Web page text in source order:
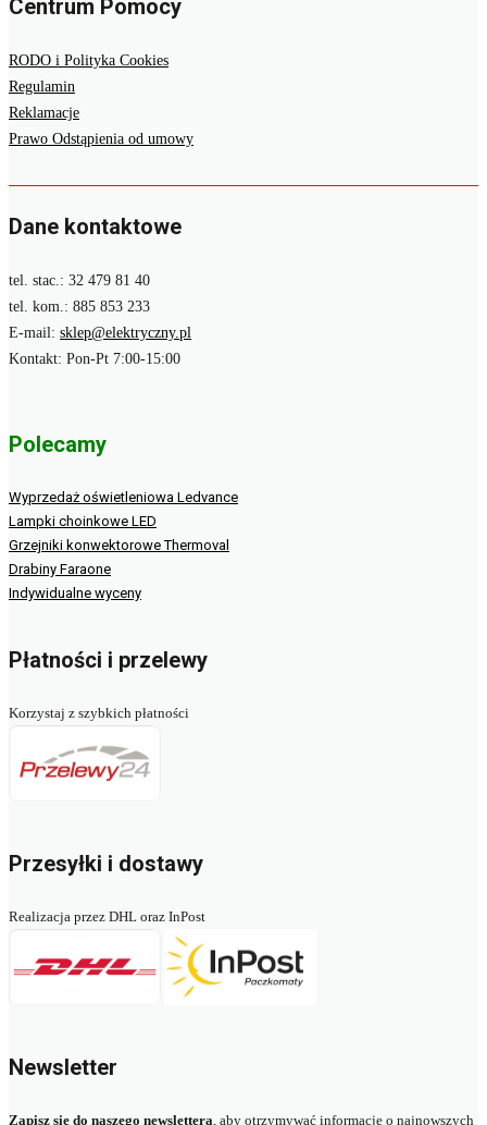
Centrum Pomocy
RODO i Polityka Cookies
Regulamin
Reklamacje
Prawo Odstąpienia od umowy
Dane kontaktowe
tel. stac.: 32 479 81 40
tel. kom.: 885 853 233
E-mail: sklep@elektryczny.pl
Kontakt: Pon-Pt 7:00-15:00
Polecamy
Wyprzedaż oświetleniowa Ledvance
Lampki choinkowe LED
Grzejniki konwektorowe Thermoval
Drabiny Faraone
Indywidualne wyceny
Płatności i przelewy
Korzystaj z szybkich płatności
Przesyłki i dostawy
Realizacja przez DHL oraz InPost
Newsletter
Zapisz się do naszego newslettera, aby otrzymywać informacje o najnowszych